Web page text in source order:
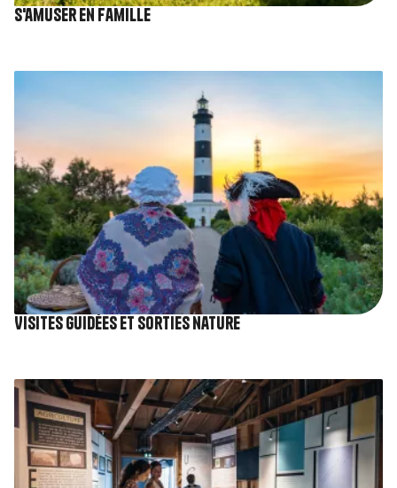
S'amuser en famille
Image
Visites guidées et sorties nature
Image